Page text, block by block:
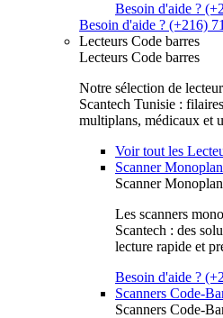
Besoin d'aide ?
Besoin d'aide ? (+216)
Lecteurs Code barres
Lecteurs Code barres
Notre sélection de
Scantech Tunisie :
multiplans, médicaux et
Voir tout les
Scanner
Scanner
Les scanners
Scantech : des
lecture rapide et
Besoin d'aide ?
Scanners Code-
Scanners Code-